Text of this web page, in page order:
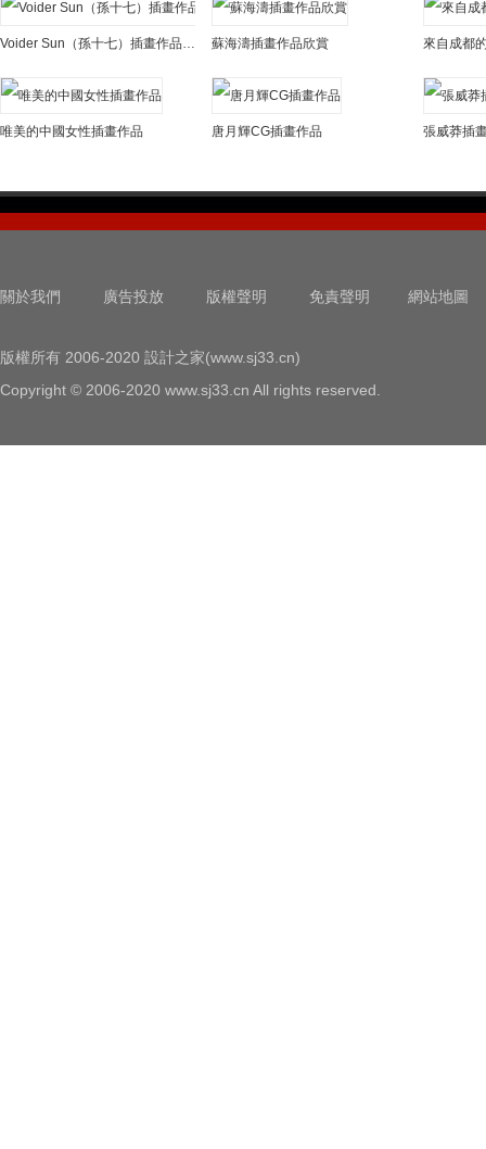
Voider Sun（孫十七）插畫作品欣賞 蘇海濤插畫作品欣賞
唯美的中國女性插畫作品 唐月輝CG插畫作品 張威莽插
關於我們 廣告投放 版權聲明 免責聲明 網站地圖
版權所有 2006-2020 設計之家(www.sj33.cn)
Copyright © 2006-2020 www.sj33.cn All rights reserved.